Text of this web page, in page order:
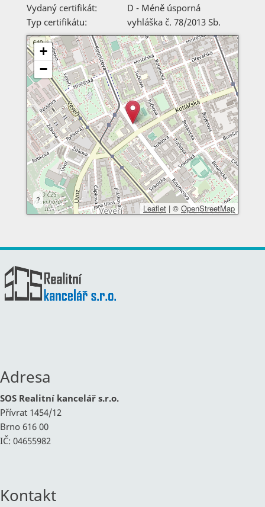
Vydaný certifikát:
D - Méně úsporná
Typ certifikátu:
vyhláška č. 78/2013 Sb.
+
−
?
Leaflet | © OpenStreetMap
Adresa
SOS Realitní kancelář s.r.o.
Přívrat 1454/12
Brno 616 00
IČ: 04655982
Kontakt